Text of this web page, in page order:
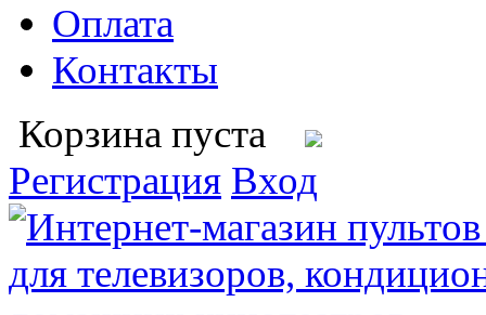
Оплата
Контакты
Корзина пуста
Регистрация Вход